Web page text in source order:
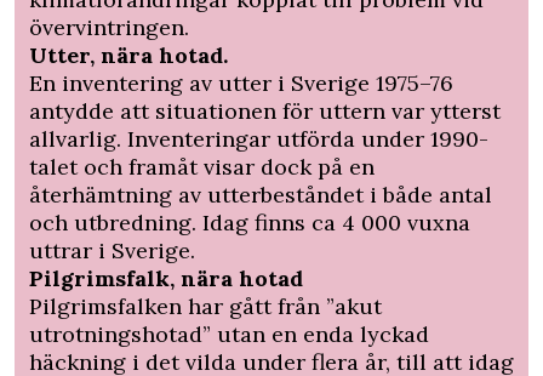
övervintringen.
Utter, nära hotad.
En inventering av utter i Sverige 1975–76
antydde att situationen för uttern var ytterst
allvarlig. Inventeringar utförda under 1990-
talet och framåt visar dock på en
återhämtning av utterbeståndet i både antal
och utbredning. Idag finns ca 4 000 vuxna
uttrar i Sverige.
Pilgrimsfalk, nära hotad
Pilgrimsfalken har gått från ”akut
utrotningshotad” utan en enda lyckad
häckning i det vilda under flera år, till att idag